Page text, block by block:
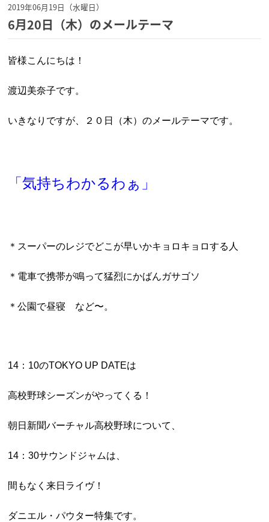
2019年06月19日（水曜日）
6月20日（木）のメールテーマ
皆様こんにちは！
渡辺美奈子です。
いきなりですが、２０日（木）のメールテーマです。
「気持ちわかるわぁ」
＊スーパーのレジでどこが早いかキョロキョロする人
＊電車で携帯が鳴って猛烈にかばんガサゴソ
＊公園で昼寝 など〜。
14：10のTOKYO UP DATEは
高校野球シーズンがやってくる！
朝日新聞バーチャル高校野球について、
14：30サウンドジャムは、
間もなく来日ライヴ！
ダニエル・パウター特集です。